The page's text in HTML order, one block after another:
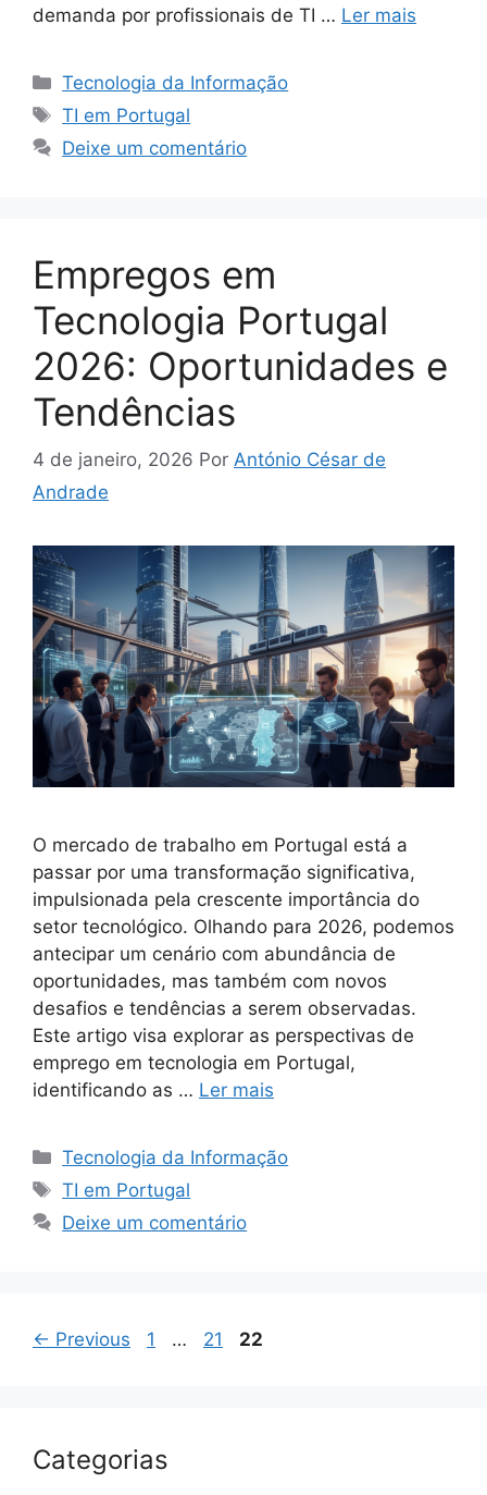
demanda por profissionais de TI … Ler mais
Categorias
Tecnologia da Informação
Tags
TI em Portugal
Deixe um comentário
Empregos em
Tecnologia Portugal
2026: Oportunidades e
Tendências
4 de janeiro, 2026 Por António César de
Andrade
O mercado de trabalho em Portugal está a
passar por uma transformação significativa,
impulsionada pela crescente importância do
setor tecnológico. Olhando para 2026, podemos
antecipar um cenário com abundância de
oportunidades, mas também com novos
desafios e tendências a serem observadas.
Este artigo visa explorar as perspectivas de
emprego em tecnologia em Portugal,
identificando as … Ler mais
Categorias
Tecnologia da Informação
Tags
TI em Portugal
Deixe um comentário
← Previous Page
1 … Page
21 Page
22
Categorias